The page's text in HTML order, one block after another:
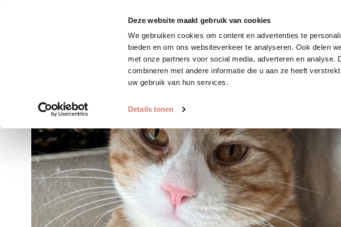
Deze website maakt gebruik van cookies
We gebruiken cookies om content en advertenties te
bieden en om ons websiteverkeer te analyseren. Ook delen
met onze partners voor social media, adverteren en analyse.
combineren met andere informatie die u aan ze heeft
uw gebruik van hun services.
Details tonen
Zoek huisdier Plaats huisdier Hoe werkt het?